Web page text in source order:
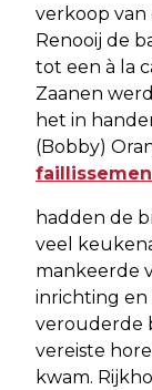
verkoop van
Renooij de
tot een à la
Zaanen
het in
(Bobby)
hadden de
veel
mankeerde
inrichting
verouderde
vereiste
kwam.